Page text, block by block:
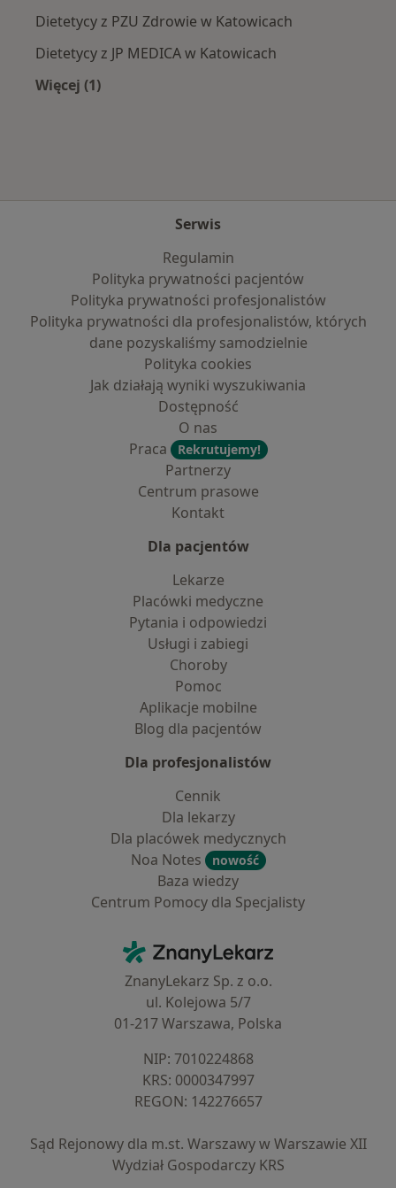
Dietetycy z PZU Zdrowie w Katowicach
Dietetycy z JP MEDICA w Katowicach
Więcej (1)
Serwis
Regulamin
Polityka prywatności pacjentów
Polityka prywatności profesjonalistów
Polityka prywatności dla profesjonalistów, których
dane pozyskaliśmy samodzielnie
Polityka cookies
Jak działają wyniki wyszukiwania
Dostępność
O nas
Praca
Rekrutujemy!
Partnerzy
Centrum prasowe
Kontakt
Dla pacjentów
Lekarze
Placówki medyczne
Pytania i odpowiedzi
Usługi i zabiegi
Choroby
Pomoc
Aplikacje mobilne
Blog dla pacjentów
Dla profesjonalistów
Cennik
Dla lekarzy
Dla placówek medycznych
Noa Notes
nowość
Baza wiedzy
Centrum Pomocy dla Specjalisty
ZnanyLekarz - Strona główna
ZnanyLekarz Sp. z o.o.
ul. Kolejowa 5/7
01-217 Warszawa, Polska
NIP: ⁠7010224868
KRS: ⁠0000347997
REGON: ⁠142276657
Sąd Rejonowy dla m.st. Warszawy w Warszawie XII
Wydział Gospodarczy KRS